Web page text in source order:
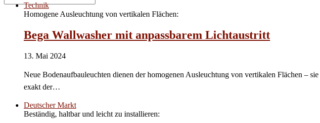
Technik
Homogene Ausleuchtung von vertikalen Flächen:
Bega Wallwasher mit anpassbarem Lichtaustritt
13. Mai 2024
Neue Bodenaufbauleuchten dienen der homogenen Ausleuchtung von vertikalen Flächen –
exakt der…
Deutscher Markt
Beständig, haltbar und leicht zu installieren: